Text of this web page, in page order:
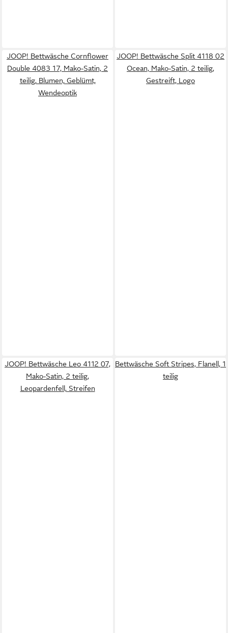
JOOP! Bettwäsche Cornflower
Double 4083 17, Mako-Satin, 2
teilig, Blumen, Geblümt,
Wendeoptik
JOOP! Bettwäsche Split 4118 02
Ocean, Mako-Satin, 2 teilig,
Gestreift, Logo
JOOP! Bettwäsche Leo 4112 07,
Mako-Satin, 2 teilig,
Leopardenfell, Streifen
Bettwäsche Soft Stripes, Flanell, 1
teilig